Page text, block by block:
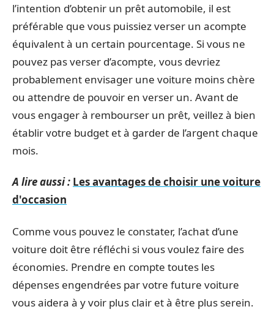
l’intention d’obtenir un prêt automobile, il est
préférable que vous puissiez verser un acompte
équivalent à un certain pourcentage. Si vous ne
pouvez pas verser d’acompte, vous devriez
probablement envisager une voiture moins chère
ou attendre de pouvoir en verser un. Avant de
vous engager à rembourser un prêt, veillez à bien
établir votre budget et à garder de l’argent chaque
mois.
A lire aussi : Les avantages de choisir une voiture
d'occasion
Comme vous pouvez le constater, l’achat d’une
voiture doit être réfléchi si vous voulez faire des
économies. Prendre en compte toutes les
dépenses engendrées par votre future voiture
vous aidera à y voir plus clair et à être plus serein.